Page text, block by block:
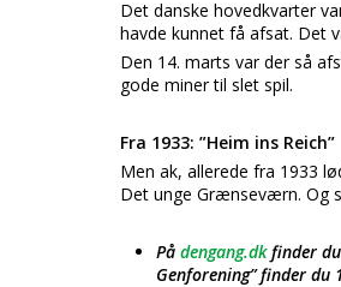
Det danske hovedkvarter
havde kunnet få afsat. Det
Den 14. marts var der så
gode miner til slet spil.
Fra 1933: ”Heim ins Reich”
Men ak, allerede fra 1933
Det unge Grænseværn. Og
På dengang.dkfinder du
Genforening” finder du